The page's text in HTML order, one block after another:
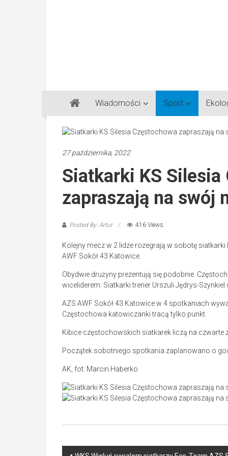
Gazeta
Regionalna
Częstochowa,
Lubliniec,
Wiadomości Sport
27 października, 2022
Siatkarki KS Silesia
zapraszają na swój
Posted By: Artur 416 Views
Kolejny mecz w 2 lidze rozegrają w sobotę
AWF Sokół 43 Katowice.
Obydwie drużyny prezentują się podobnie.
wiceliderem. Siatkarki trener Urszuli Jędrys-
AZS AWF Sokół 43 Katowice w 4 spotkaniach
Częstochowa katowiczanki tracą tylko punkt.
Kibice częstochowskich siatkarek liczą na czwarte
Początek sobotniego spotkania zaplanowano o
AK, fot: Marcin Haberko